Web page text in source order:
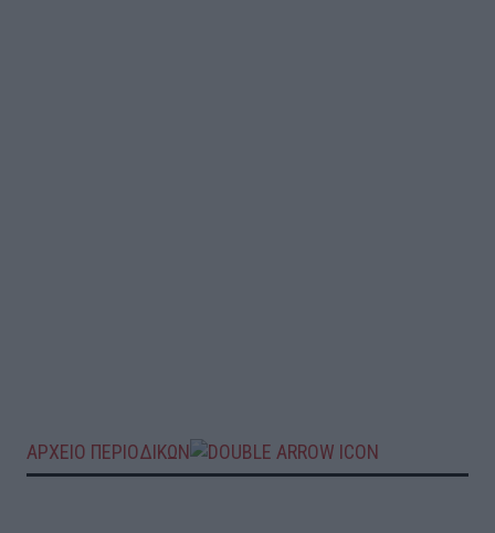
ΑΡΧΕΙΟ ΠΕΡΙΟΔΙΚΩΝ